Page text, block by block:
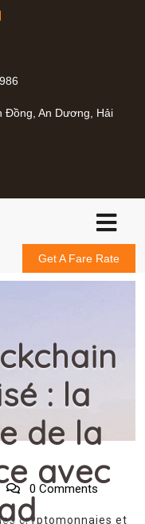
Đồng, An Dương, Hải
Get A Fare Rate
: la
de la
avec
0 Comments
cryptomonnaies et